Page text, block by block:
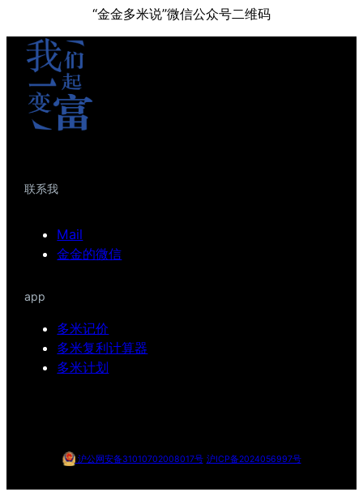
“金金多米说”微信公众号二维码
联系我
Mail
金金的微信
app
多米记价
多米复利计算器
多米计划
沪公网安备31010702008017号 沪ICP备2024056997号